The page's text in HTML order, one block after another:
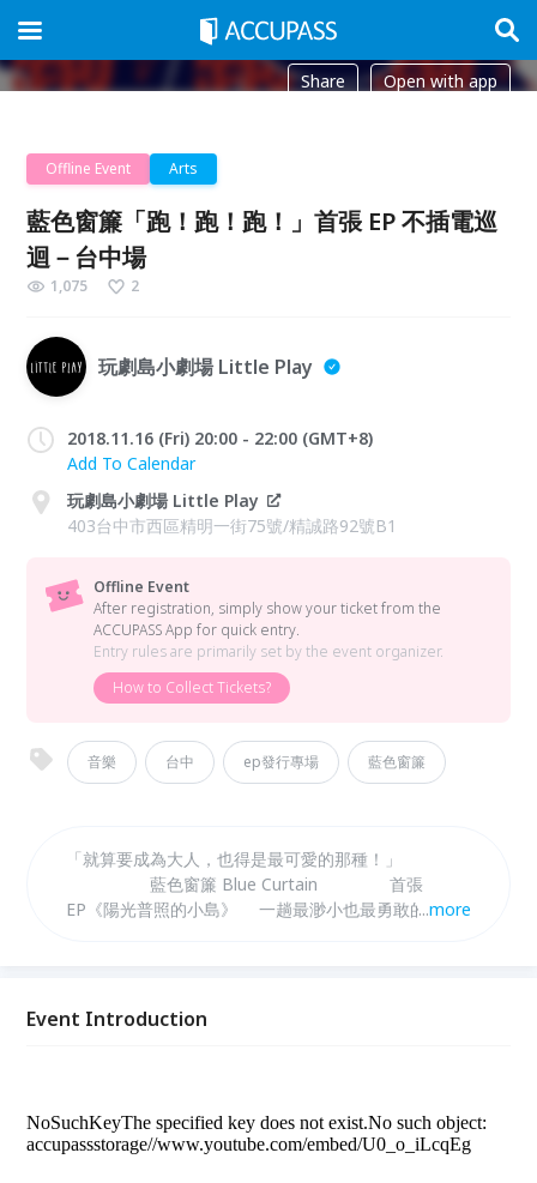
Share Open with app
Offline Event Arts
藍色窗簾「跑！跑！跑！」首張 EP 不插電巡
迴－台中場
1,075 2
玩劇島小劇場 Little Play
2018.11.16 (Fri) 20:00 - 22:00 (GMT+8)
Add To Calendar
玩劇島小劇場 Little Play
403台中市西區精明一街75號/精誠路92號B1
Offline Event
After registration, simply show your ticket from the
ACCUPASS App for quick entry.
Entry rules are primarily set by the event organizer.
How to Collect Tickets?
音樂 台中 ep發行專場 藍色窗簾
「就算要成為大人，也得是最可愛的那種！」
藍色窗簾 Blue Curtain 首張
EP《陽光普照的小島》 一趟最渺小也最勇敢的旅行
...more
Event Introduction